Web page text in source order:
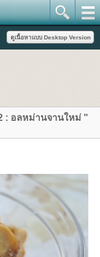
: อลหม่านจานใหม่ "